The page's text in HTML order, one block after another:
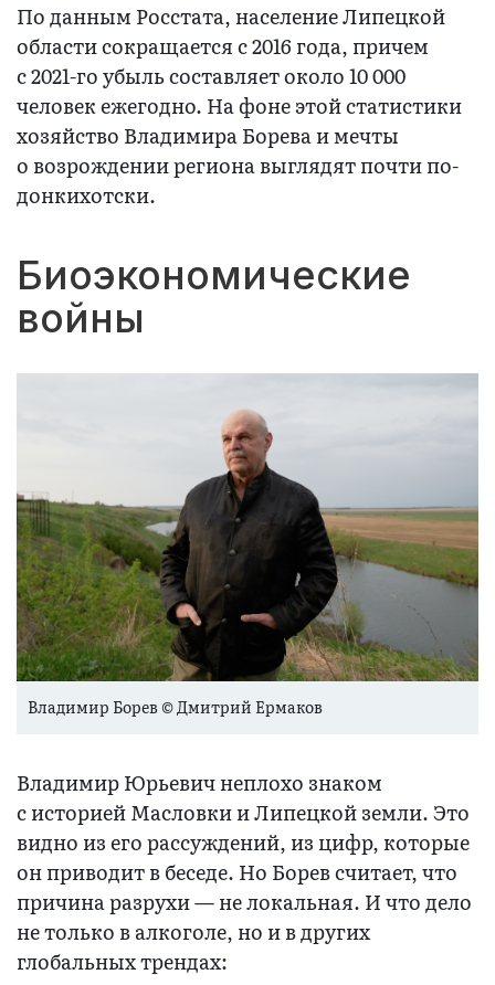
По данным Росстата, население Липецкой
области сокращается с 2016 года, причем
с 2021-го убыль составляет около 10 000
человек ежегодно. На фоне этой статистики
хозяйство Владимира Борева и мечты
о возрождении региона выглядят почти по-
донкихотски.
Биоэкономические
войны
Владимир Борев © Дмитрий Ермаков
Владимир Юрьевич неплохо знаком
с историей Масловки и Липецкой земли. Это
видно из его рассуждений, из цифр, которые
он приводит в беседе. Но Борев считает, что
причина разрухи — не локальная. И что дело
не только в алкоголе, но и в других
глобальных трендах: